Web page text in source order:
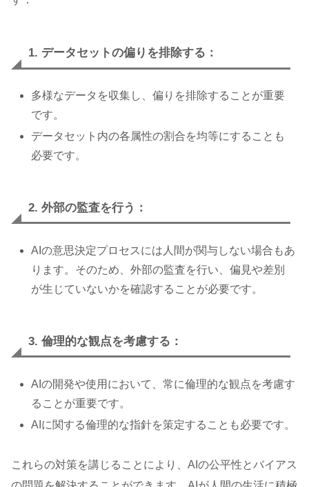
1. データセットの偏りを排除する：
多様なデータを収集し、偏りを排除することが重要
です。
データセット内の各属性の割合を均等にすることも
必要です。
2. 外部の監査を行う：
AIの意思決定プロセスには人間が関与しない場合もあ
ります。そのため、外部の監査を行い、偏見や差別
が生じていないかを確認することが必要です。
3. 倫理的な観点を考慮する：
AIの開発や使用において、常に倫理的な観点を考慮す
ることが重要です。
AIに関する倫理的な指針を策定することも必要です。
これらの対策を講じることにより、AIの公平性とバイアス